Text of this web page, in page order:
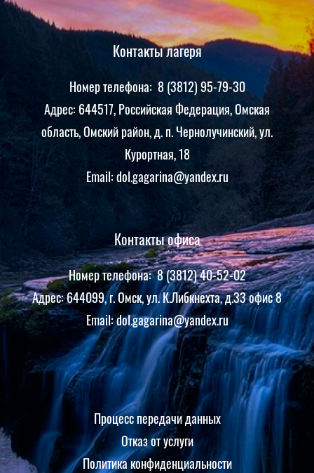
Контакты лагеря
Номер телефона: 8 (3812) 95-79-30
Адрес: 644517, Российская Федерация, Омская
область, Омский район, д. п. Чернолучинский, ул.
Курортная, 18
Email: dol.gagarina@yandex.ru
Контакты офиса
Номер телефона: 8 (3812) 40-52-02
Адрес: 644099, г. Омск, ул. К.Либкнехта, д.33 офис 8
Email: dol.gagarina@yandex.ru
Процесс передачи данных
Отказ от услуги
Политика конфиденциальности